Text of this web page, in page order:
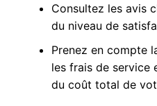
Consultez les avis
du niveau de
Prenez en compte
les frais de service
du coût total de